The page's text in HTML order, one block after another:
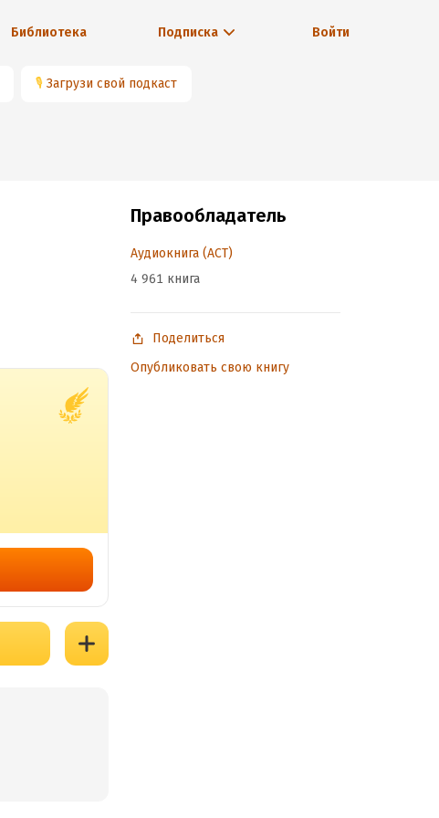
Библиотека Подписка Войти
🎙 Загрузи свой подкаст
Правообладатель
Аудиокнига (АСТ)
4 961 книга
Поделиться
Опубликовать свою книгу